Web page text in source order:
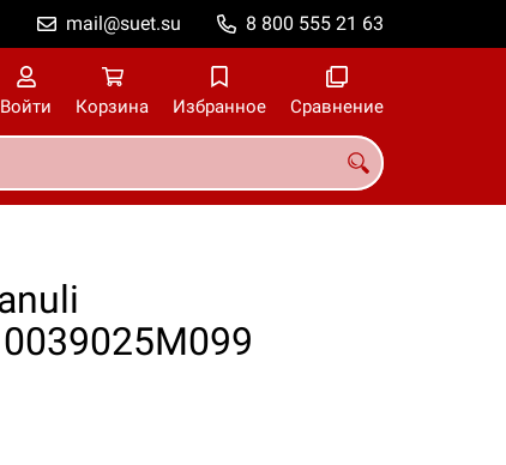
8 800 555 21 63
mail@suet.su
Войти Корзина Избранное Сравнение